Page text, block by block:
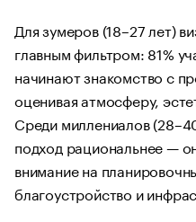
Для зумеров (18–27 лет)
главным фильтром: 81%
начинают знакомство с
оценивая атмосферу,
Среди миллениалов
подход рациональнее —
внимание на
благоустройство и